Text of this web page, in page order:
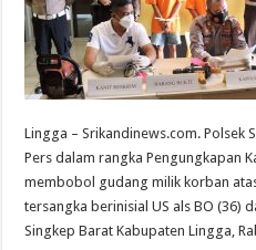
Lingga – Srikandinews.com. Polsek
Pers dalam rangka Pengungkapan
membobol gudang milik korban
tersangka berinisial US als BO (36)
Singkep Barat Kabupaten Lingga,